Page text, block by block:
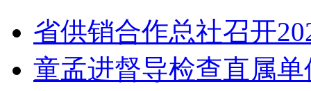
省供销合作总社召开
童孟进督导检查直属